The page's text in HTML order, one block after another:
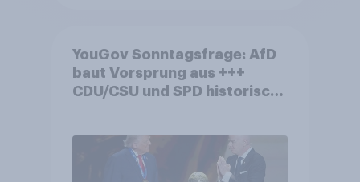
YouGov Sonntagsfrage: AfD
baut Vorsprung aus +++
CDU/CSU und SPD historisch
Fußball-WM ohne Politik